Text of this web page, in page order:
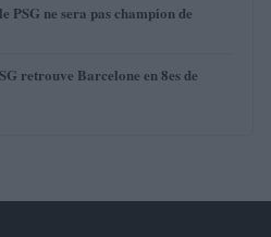
PSG ne sera pas champion de
retrouve Barcelone en 8es de